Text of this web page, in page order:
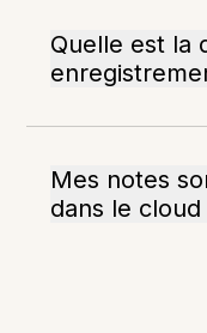
Quelle est la
Mes notes
dans le cloud